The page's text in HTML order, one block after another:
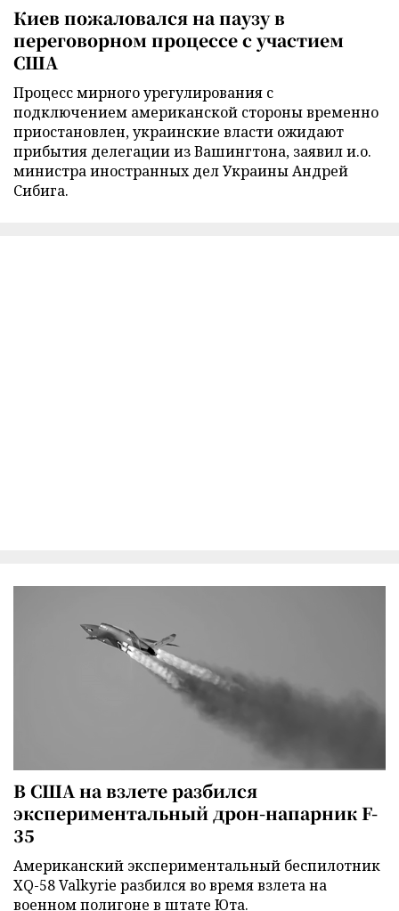
Киев пожаловался на паузу в
переговорном процессе с участием
США
Процесс мирного урегулирования с
подключением американской стороны временно
приостановлен, украинские власти ожидают
прибытия делегации из Вашингтона, заявил и.о.
министра иностранных дел Украины Андрей
Сибига.
В США на взлете разбился
экспериментальный дрон-напарник F-
35
Американский экспериментальный беспилотник
XQ-58 Valkyrie разбился во время взлета на
военном полигоне в штате Юта.